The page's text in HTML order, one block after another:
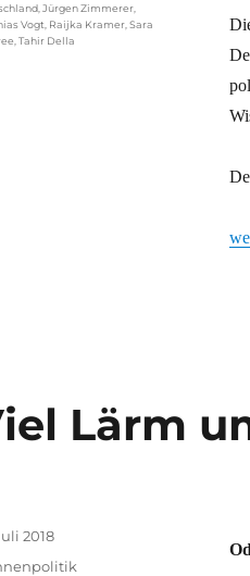
,Jürgen Zimmerer
Vogt Raijka Kramer ,Sara
,Tahir Della
Lärm
2018